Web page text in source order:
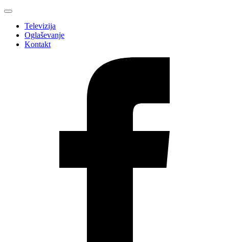
Televizija
Oglaševanje
Kontakt